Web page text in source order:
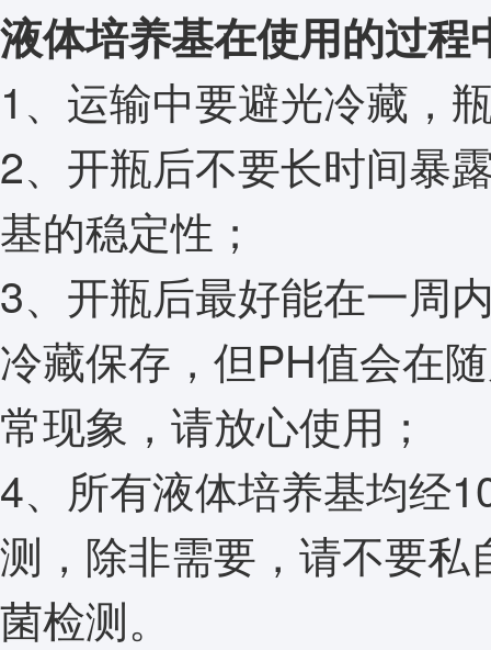
液体培养基在使用的过程
1、运输中要避光冷藏，
2、开瓶后不要长时间暴
基的稳定性；
3、开瓶后最好能在一周
冷藏保存，但PH值会在
常现象，请放心使用；
4、所有液体培养基均经
测，除非需要，请不要
菌检测。